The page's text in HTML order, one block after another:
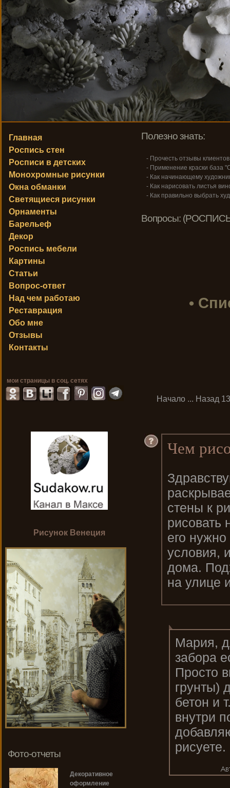
Полезно знать:
- Прочесть отзывы клиентов
- Применение краски база
- Как начинающему
- Как нарисовать листья
- Как правильно выбрать
Вопросы:
•
Начало ... Назад
Чем
стены к
его
условия,
дома.
на улице
Мария,
забора
Просто
грунты)
бетон и
внутри
рисуете.
Главная
Роспись стен
Росписи в детских
Монохромные рисунки
Окна обманки
Светящиеся рисунки
Орнаменты
Барельеф
Декор
Роспись мебели
Картины
Статьи
Вопрос-ответ
Над чем работаю
Реставрация
Обо мне
Отзывы
Контакты
мои страницы в соц. сетях
Рисунок Венеция
Фото-отчеты
Декоративное
оформление